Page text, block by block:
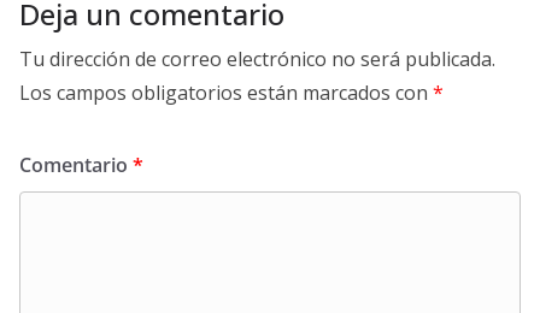
Deja un comentario
Tu dirección de correo electrónico no será publicada.
Los campos obligatorios están marcados con *
Comentario *